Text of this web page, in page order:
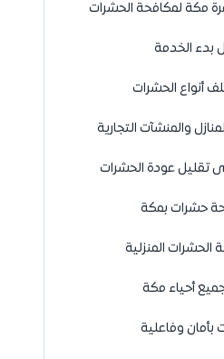
مكة لمكافحة الحشرات
الخدمة
أنواع الحشرات
والمنشآت التجارية
تقليل عودة الحشرات
حشرات بمكة
المنزلية
أحياء مكة
بأمان وفاعلية